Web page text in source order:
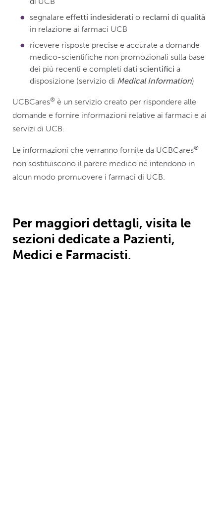
segnalare effetti indesiderati o reclami di qualità
in relazione ai farmaci UCB
ricevere risposte precise e accurate a domande
medico-scientifiche non promozionali sulla base
dei più recenti e completi dati scientifici a
disposizione (servizio di Medical Information)
UCBCares® è un servizio creato per rispondere alle
domande e fornire informazioni relative ai farmaci e ai
servizi di UCB.
Le informazioni che verranno fornite da UCBCares®
non sostituiscono il parere medico né intendono in
alcun modo promuovere i farmaci di UCB.
Per maggiori dettagli, visita le
sezioni dedicate a Pazienti,
Medici e Farmacisti.